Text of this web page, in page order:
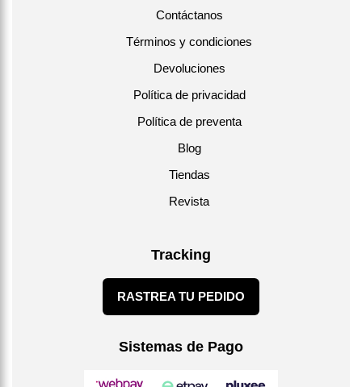
Contáctanos
Términos y condiciones
Devoluciones
Política de privacidad
Política de preventa
Blog
Tiendas
Revista
Tracking
RASTREA TU PEDIDO
Sistemas de Pago